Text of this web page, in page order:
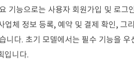
기능으로는 사용자 회원가입 및 로그
업체 정보 등록, 예약 및 결제 확인, 그
니다. 초기 모델에서는 필수 기능을
입니다.